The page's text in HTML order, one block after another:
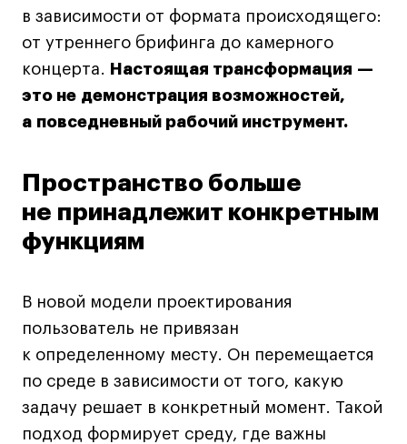
в зависимости от формата происходящего:
от утреннего брифинга до камерного
концерта.
Настоящая трансформация —
это не демонстрация возможностей,
а повседневный рабочий инструмент.
Пространство больше
не принадлежит конкретным
функциям
В новой модели проектирования
пользователь не привязан
к определенному месту. Он перемещается
по среде в зависимости от того, какую
задачу решает в конкретный момент. Такой
подход формирует среду, где важны